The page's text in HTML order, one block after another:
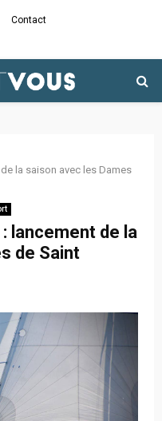
Contact
la saison avec les Dames
lancement de la
de Saint